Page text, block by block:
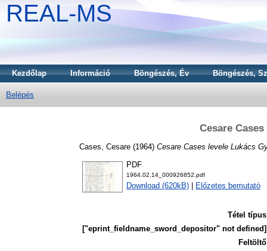
REAL-MS
Kezdőlap Információ Böngészés, Év Böngészés,
Belépés
Cesare
Cases, Cesare (1964) Cesare Cases levele Lukács
PDF
1964.02.14_000926852.pdf
Download (620kB) Előzetes bemutató
Tétel
["eprint_fieldname_sword_depositor" not